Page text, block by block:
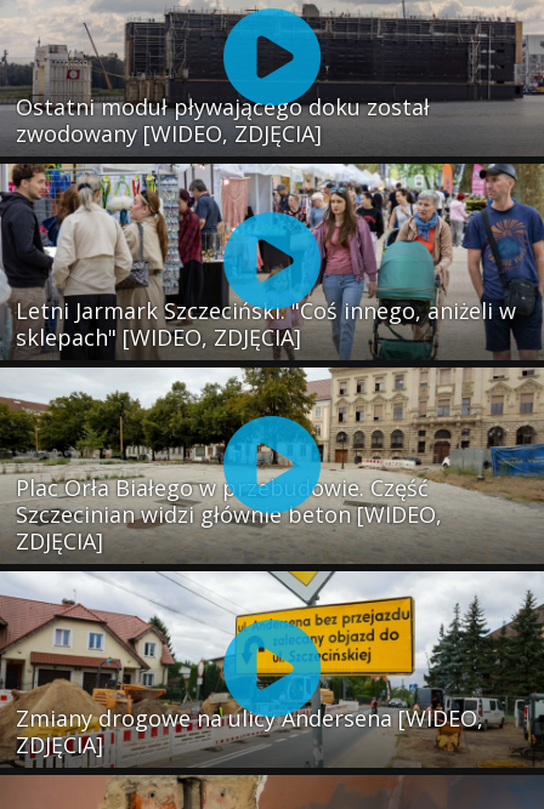
Ostatni moduł pływającego doku został
zwodowany [WIDEO, ZDJĘCIA]
Letni Jarmark Szczeciński. "Coś innego, aniżeli w
sklepach" [WIDEO, ZDJĘCIA]
Plac Orła Białego w przebudowie. Część
Szczecinian widzi głównie beton [WIDEO,
ZDJĘCIA]
Zmiany drogowe na ulicy Andersena [WIDEO,
ZDJĘCIA]